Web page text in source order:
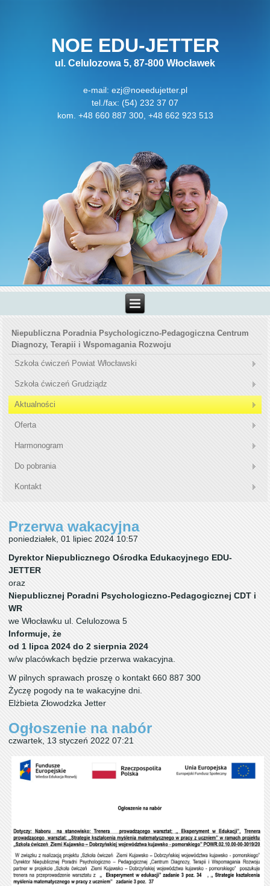
NOE EDU-JETTER
ul. Celulozowa 5, 87-800 Włocławek
e-mail: ezj@noeedujetter.pl
tel./fax: (54) 232 37 07
kom. +48 660 887 300, +48 662 923 513
Niepubliczna Poradnia Psychologiczno-Pedagogiczna Centrum
Diagnozy, Terapii i Wspomagania Rozwoju
Szkoła ćwiczeń Powiat Włocławski
Szkoła ćwiczeń Grudziądz
Aktualności
Oferta
Harmonogram
Do pobrania
Kontakt
Przerwa wakacyjna
poniedziałek, 01 lipiec 2024 10:57
Dyrektor Niepublicznego Ośrodka Edukacyjnego EDU-
JETTER
oraz
Niepublicznej Poradni Psychologiczno-Pedagogicznej CDT i
WR
we Włocławku ul. Celulozowa 5
Informuje, że
od 1 lipca 2024 do 2 sierpnia 2024
w/w placówkach będzie przerwa wakacyjna.
W pilnych sprawach proszę o kontakt 660 887 300
Życzę pogody na te wakacyjne dni.
Elżbieta Złowodzka Jetter
Ogłoszenie na nabór
czwartek, 13 styczeń 2022 07:21